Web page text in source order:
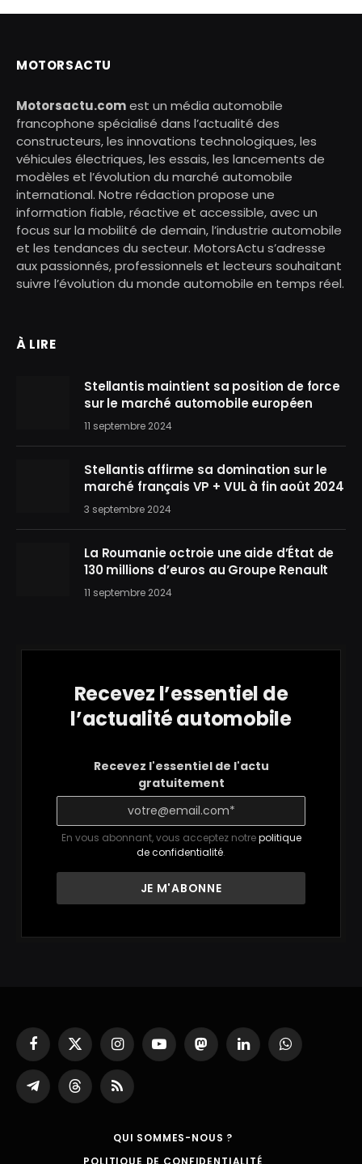
MOTORSACTU
Motorsactu.comest un média automobile
francophone spécialisé dans l’actualité des
constructeurs, les innovations technologiques, les
véhicules électriques, les essais, les lancements de
modèles et l’évolution du marché automobile
international. Notre rédaction propose une
information fiable, réactive et accessible, avec un
focus sur la mobilité de demain, l’industrie automobile
et les tendances du secteur. MotorsActu s’adresse
aux passionnés, professionnels et lecteurs souhaitant
suivre l’évolution du monde automobile en temps réel.
À LIRE
Stellantis maintient sa position de force
sur le marché automobile européen
11 septembre 2024
Stellantis affirme sa domination sur le
marché français VP + VUL à fin août 2024
3 septembre 2024
La Roumanie octroie une aide d’État de
130 millions d’euros au Groupe Renault
11 septembre 2024
Recevez l’essentiel de
l’actualité automobile
Recevez l'essentiel de l'actu
gratuitement
En vous abonnant, vous acceptez notrepolitique
de confidentialité.
Facebook
X
(Twitter)
InstagramYouTubeMastodonLinkedInWhatsApp
Partager
sur
ThreadsRSS
QUI SOMMES-NOUS ?